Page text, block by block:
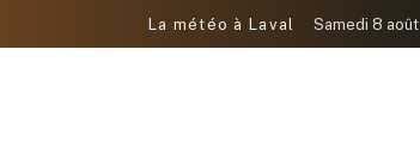
La météo à Laval Samedi 8 août